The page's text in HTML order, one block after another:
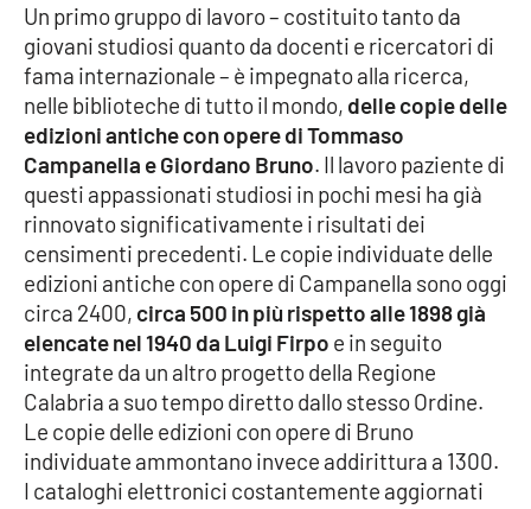
EDIZIONI
LOCALI
Catanzaro
Crotone
Vibo Valentia
Reggio Calabria
Cosenza
Lamezia Terme
Un primo gruppo di lavoro – costituito tanto da
giovani studiosi quanto da docenti e ricercatori di
fama internazionale – è impegnato alla ricerca,
nelle biblioteche di tutto il mondo, delle copie delle
edizioni antiche con opere di Tommaso
Campanella e Giordano Bruno. Il lavoro paziente di
questi appassionati studiosi in pochi mesi ha già
rinnovato significativamente i risultati dei
censimenti precedenti. Le copie individuate delle
edizioni antiche con opere di Campanella sono oggi
circa 2400, circa 500 in più rispetto alle 1898 già
elencate nel 1940 da Luigi Firpo e in seguito
integrate da un altro progetto della Regione
Calabria a suo tempo diretto dallo stesso Ordine.
Le copie delle edizioni con opere di Bruno
individuate ammontano invece addirittura a 1300.
I cataloghi elettronici costantemente aggiornati